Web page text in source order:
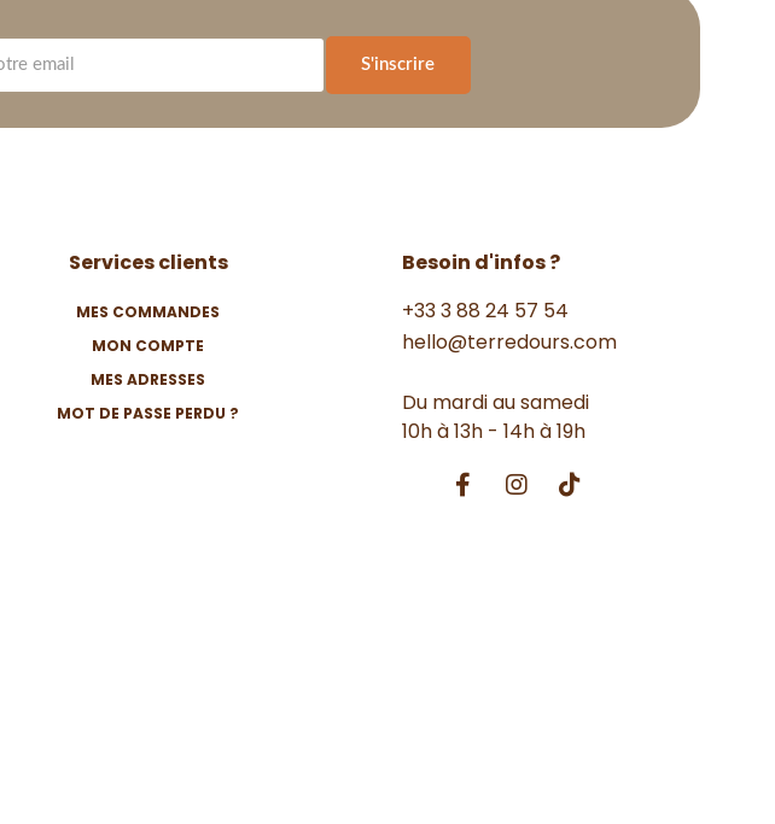
S'inscrire
Services clients
MES COMMANDES
MON COMPTE
MES ADRESSES
MOT DE PASSE PERDU ?
Besoin d'infos ?
+33 3 88 24 57 54
hello@terredours.com
Du mardi au samedi
10h à 13h - 14h à 19h